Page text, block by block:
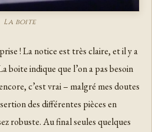
La boite
! La notice est très claire, et il y a
boite indique que l’on a pas besoin
c’est vrai – malgré mes doutes
des différentes pièces en
robuste. Au final seules quelques